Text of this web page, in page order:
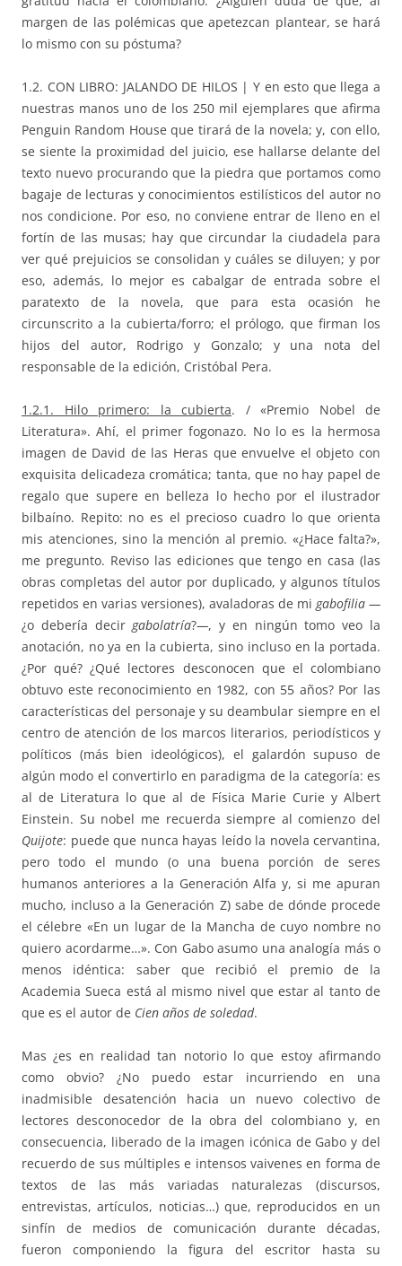
margen de las polémicas que apetezcan plantear, se hará
lo mismo con su póstuma?
1.2. CON LIBRO: JALANDO DE HILOS | Y en esto que llega a
nuestras manos uno de los 250 mil ejemplares que afirma
Penguin Random House que tirará de la novela; y, con ello,
se siente la proximidad del juicio, ese hallarse delante del
texto nuevo procurando que la piedra que portamos como
bagaje de lecturas y conocimientos estilísticos del autor no
nos condicione. Por eso, no conviene entrar de lleno en el
fortín de las musas; hay que circundar la ciudadela para
ver qué prejuicios se consolidan y cuáles se diluyen; y por
eso, además, lo mejor es cabalgar de entrada sobre el
paratexto de la novela, que para esta ocasión he
circunscrito a la cubierta/forro; el prólogo, que firman los
hijos del autor, Rodrigo y Gonzalo; y una nota del
responsable de la edición, Cristóbal Pera.
1.2.1. Hilo primero: la cubierta. / «Premio Nobel de
Literatura». Ahí, el primer fogonazo. No lo es la hermosa
imagen de David de las Heras que envuelve el objeto con
exquisita delicadeza cromática; tanta, que no hay papel de
regalo que supere en belleza lo hecho por el ilustrador
bilbaíno. Repito: no es el precioso cuadro lo que orienta
mis atenciones, sino la mención al premio. «¿Hace falta?»,
me pregunto. Reviso las ediciones que tengo en casa (las
obras completas del autor por duplicado, y algunos títulos
repetidos en varias versiones), avaladoras de mi gabofilia —
¿o debería decirgabolatría?—, y en ningún tomo veo la
anotación, no ya en la cubierta, sino incluso en la portada.
¿Por qué? ¿Qué lectores desconocen que el colombiano
obtuvo este reconocimiento en 1982, con 55 años? Por las
características del personaje y su deambular siempre en el
centro de atención de los marcos literarios, periodísticos y
políticos (más bien ideológicos), el galardón supuso de
algún modo el convertirlo en paradigma de la categoría: es
al de Literatura lo que al de Física Marie Curie y Albert
Einstein. Su nobel me recuerda siempre al comienzo del
Quijote: puede que nunca hayas leído la novela cervantina,
pero todo el mundo (o una buena porción de seres
humanos anteriores a la Generación Alfa y, si me apuran
mucho, incluso a la Generación Z) sabe de dónde procede
el célebre «En un lugar de la Mancha de cuyo nombre no
quiero acordarme…». Con Gabo asumo una analogía más o
menos idéntica: saber que recibió el premio de la
Academia Sueca está al mismo nivel que estar al tanto de
que es el autor de Cien años de soledad.
Mas ¿es en realidad tan notorio lo que estoy afirmando
como obvio? ¿No puedo estar incurriendo en una
inadmisible desatención hacia un nuevo colectivo de
lectores desconocedor de la obra del colombiano y, en
consecuencia, liberado de la imagen icónica de Gabo y del
recuerdo de sus múltiples e intensos vaivenes en forma de
textos de las más variadas naturalezas (discursos,
entrevistas, artículos, noticias…) que, reproducidos en un
sinfín de medios de comunicación durante décadas,
fueron componiendo la figura del escritor hasta su